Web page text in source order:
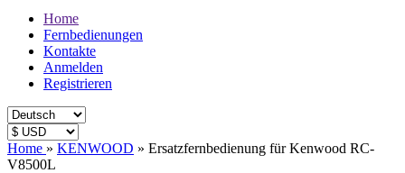
Home
Fernbedienungen
Kontakte
Anmelden
Registrieren
Home » KENWOOD » Ersatzfernbedienung für Kenwood RC-
V8500L